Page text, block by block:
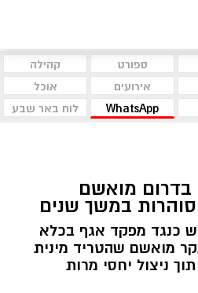
ספורט
קהילה
אירועים
אוכל
WhatsApp לוח באר שבע
מואשם
כנגד מפקד אגף בכלא
מואשם שהטריד מינית
ניצול יחסי מרות